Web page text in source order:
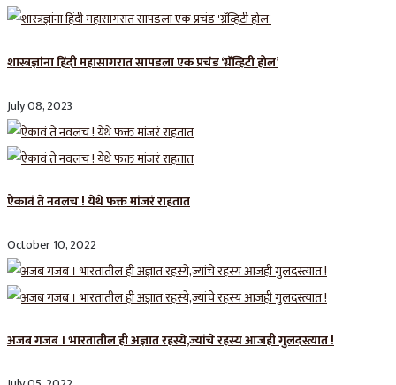
शास्त्रज्ञांना हिंदी महासागरात सापडला एक प्रचंड ‘ग्रॅव्हिटी होल’
July 08, 2023
ऐकावं ते नवलच ! येथे फक्त मांजरं राहतात
October 10, 2022
अजब गजब । भारतातील ही अज्ञात रहस्ये,ज्यांचे रहस्य आजही गुलदस्त्यात !